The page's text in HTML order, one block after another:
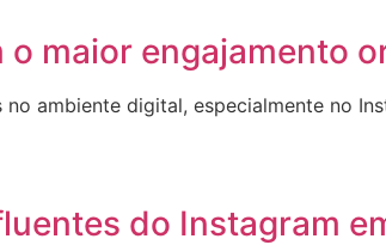
maior engajamento
ambiente digital, especialmente no
do Instagram